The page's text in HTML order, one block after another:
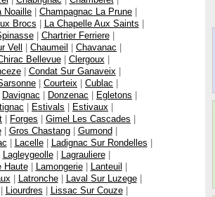
Noaille | Champagnac La Prune |
Brocs | La Chapelle Aux Saints |
| Chartrier Ferriere|
Vell | Chaumeil | Chavanac |
Bellevue| Clergoux |
| Condat Sur Ganaveix |
| Courteix | Cublac |
Davignac | Donzenac | Egletons |
| Estivals | Estivaux |
| Forges | Gimel Les Cascades |
| Gros Chastang| Gumond|
| Lacelle| Ladignac Sur Rondelles |
Lagleygeolle| Lagrauliere|
Haute| Lamongerie| Lanteuil |
| Latronche| Laval Sur Luzege|
| Liourdres | Lissac Sur Couze|